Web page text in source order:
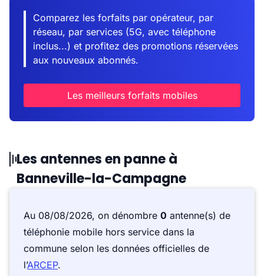
Comparez les forfaits par opérateur, par
réseau, par services (5G, avec téléphone
inclus...) et profitez des promotions réservées
aux nouveaux abonnés.
Les meilleurs forfaits mobiles
Les antennes en panne à
Banneville-la-Campagne
Au 08/08/2026, on dénombre 0 antenne(s) de
téléphonie mobile hors service dans la
commune selon les données officielles de
l’ARCEP.